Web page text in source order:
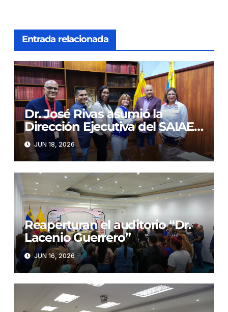
Entrada relacionada
Dr. José Rivas asumió la
Dirección Ejecutiva del SAIAE
Dr. Arnoldo Gabaldon
JUN 18, 2026
Reaperturan el auditorio “Dr.
Lacenio Guerrero”
JUN 16, 2026